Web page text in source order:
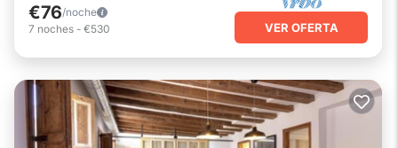
€76/noche
7 noches - €530 VER OFERTA